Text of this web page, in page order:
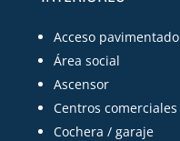
Acceso pavimentado
Área social
Ascensor
Centros comerciales
Cochera / garaje